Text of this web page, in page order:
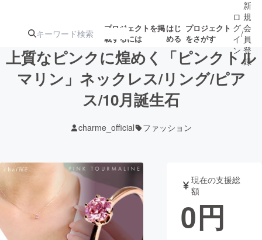
プロジェクトを掲
載するには
はじ
める
プロジェクト
をさがす
注目の新着プロ募集終了が近いプ
テクノロジー・ガジェット
映像・映画 書籍・雑誌
ロ
グ
イ
ン
/
新
規
会
員
登
録
上質なピンクに煌めく「ピンクトル
マリン」ネックレス/リング/ピア
ス/10月誕生石
charme_official ファッション
現在の支援総
額
0円